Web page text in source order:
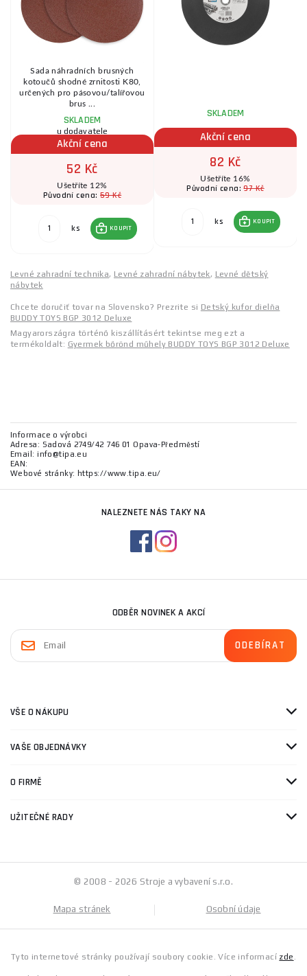
Sada náhradních brusných
kotoučů shodné zrnitosti K80,
určených pro pásovou/talířovou
brus ...
SKLADEM
u dodavatele
Akční cena
52 Kč
Ušetříte 12%
Původní cena: 59 Kč
ks KOUPIT
SKLADEM
Akční cena
82 Kč
Ušetříte 16%
Původní cena:97 Kč
ks KOUPIT
Levné zahradní technika, Levné zahradní nábytek, Levné dětský
nábytek
Chcete doručiť tovar na Slovensko? Prezrite si Detský kufor dielňa
BUDDY TOYS BGP 3012 Deluxe
Magyarországra történő kiszállításért tekintse meg ezt a
termékoldalt: Gyermek bőrönd műhely BUDDY TOYS BGP 3012 Deluxe
Informace o výrobci
Adresa: Sadová 2749/42 746 01 Opava-Předměstí
Email: info@tipa.eu
EAN:
Webové stránky: https://www.tipa.eu/
NALEZNETE NÁS TAKY NA
ODBĚR NOVINEK A AKCÍ
VŠE O NÁKUPU
VAŠE OBJEDNÁVKY
O FIRMĚ
UŽITEČNÉ RADY
© 2008 - 2026 Stroje a vybavení s.r.o.
Mapa stránek Osobní údaje
Tyto internetové stránky používají soubory cookie. Více informací zde .